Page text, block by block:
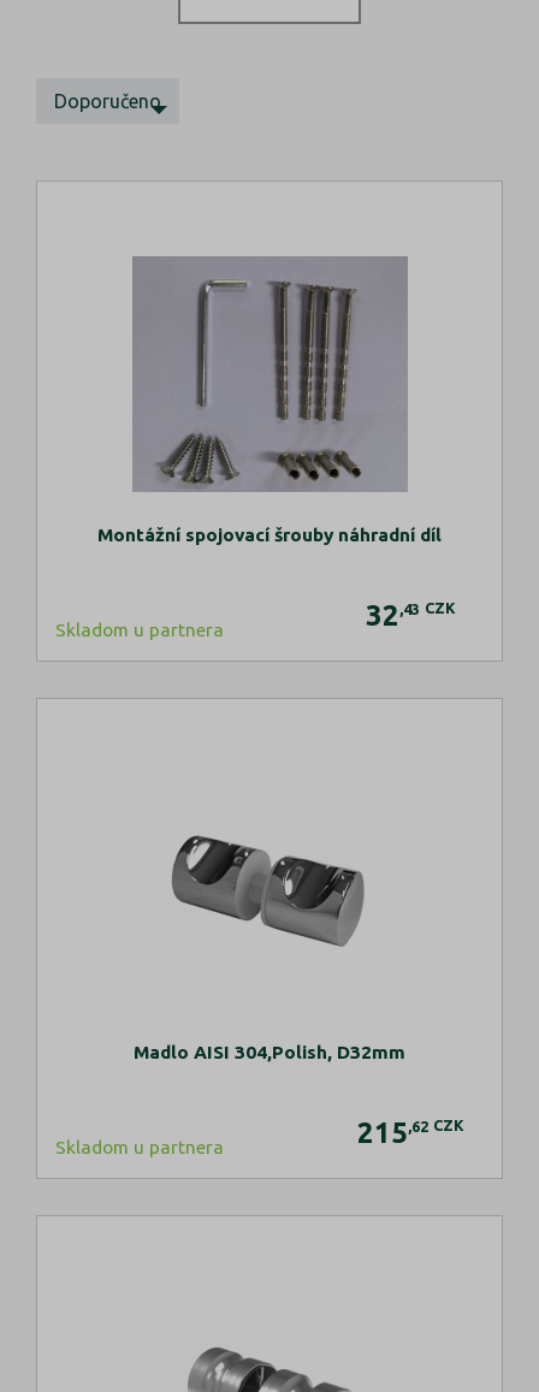
Doporučeno
Montážní spojovací šrouby náhradní díl
Skladom u partnera 32 ,43 CZK
Madlo AISI 304,Polish, D32mm
Skladom u partnera 215 ,62 CZK